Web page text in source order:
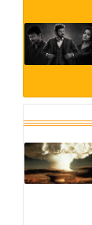
News
Hindi
News
Hindi
Videos
विशेषज्ञ
राय
खेल
क्रिकेट
IPL
2026